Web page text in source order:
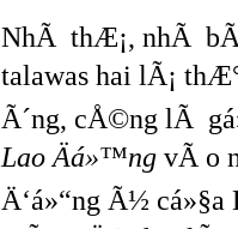
NhÃ thÆ¡, nhÃ
talawas hai lÃ¡
Ã´ng, cÅ©ng lÃ
Lao Äá»™ng vÃ o
Ä‘á»“ng Ã½ cá»§a